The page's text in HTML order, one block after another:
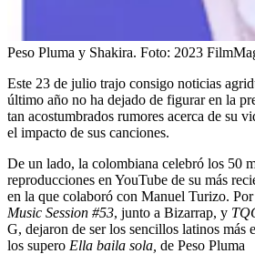
Peso Pluma y Shakira. Foto: 2023
Este 23 de julio trajo consigo noticias
último año no ha dejado de figurar en la
tan acostumbrados rumores acerca de su
el impacto de sus canciones.
De un lado, la colombiana celebró los 50
reproducciones en YouTube de su más
en la que colaboró con Manuel Turizo.
Music Session #53, junto a Bizarrap, y
G, dejaron de ser los sencillos latinos más
los supero Ella baila sola, de Peso Pluma